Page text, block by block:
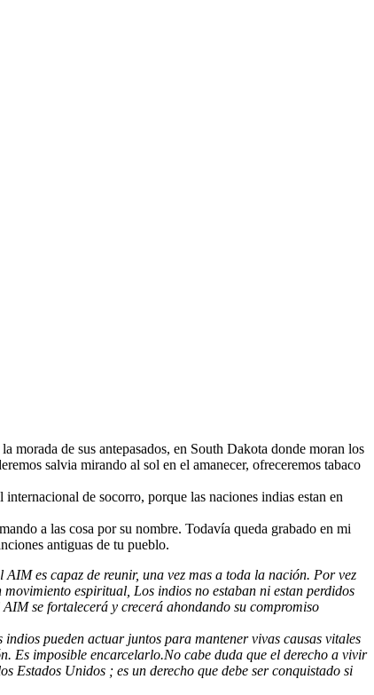
de sus antepasados, en South Dakota donde moran los
salvia mirando al sol en el amanecer, ofreceremos tabaco
internacional de socorro, porque las naciones indias estan en
a las cosa por su nombre. Todavía queda grabado en mi
antiguas de tu pueblo.
es capaz de reunir, una vez mas a toda la nación. Por vez
espiritual, Los indios no estaban ni estan perdidos
se fortalecerá y crecerá ahondando su compromiso
pueden actuar juntos para mantener vivas causas vitales
Es imposible encarcelarlo.No cabe duda que el derecho a vivir
Estados Unidos ; es un derecho que debe ser conquistado si